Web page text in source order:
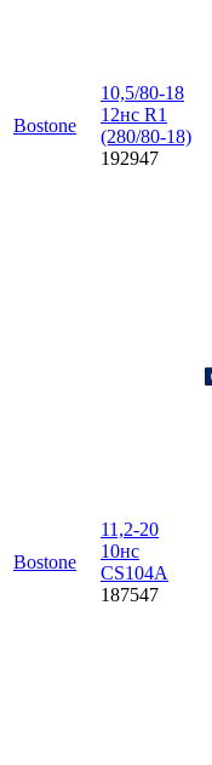
Bostone
10,5/80-18
12нс R1
(280/80-18)
192947
Bostone
11,2-20
10нс
CS104A
187547